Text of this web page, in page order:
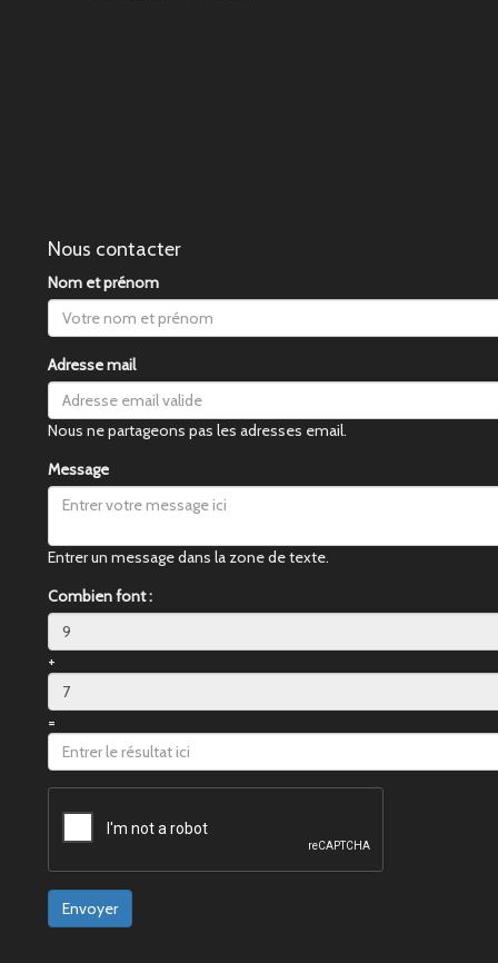
Nous contacter
Nom et prénom
Adresse mail
Nous ne partageons pas les adresses email.
Message
Entrer un message dans la zone de texte.
Combien font :
+
=
Envoyer